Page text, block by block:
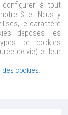
à tout
Site. Nous y
le caractère
déposés, les
de cookies
de vie) et leur
des cookies.